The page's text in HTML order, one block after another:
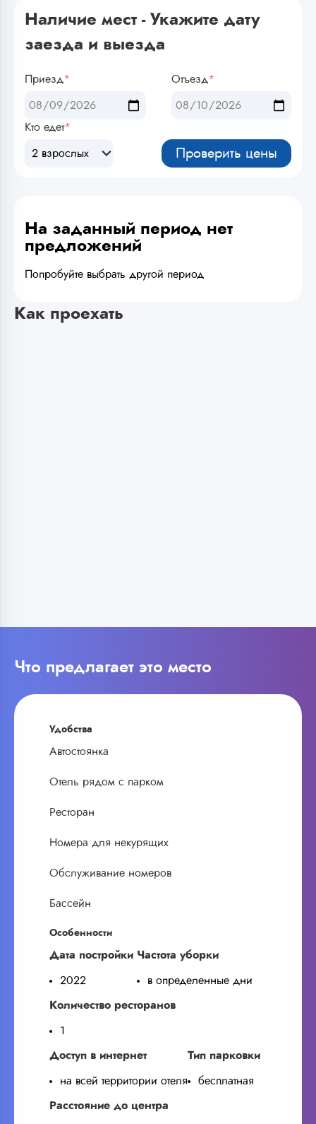
Наличие мест - Укажите дату
заезда и выезда
Приезд* Отъезд*
Кто едет*
2 взрослых Проверить цены
На заданный период нет
предложений
Попробуйте выбрать другой период
Как проехать
Что предлагает это место
Удобства
Автостоянка
Отель рядом с парком
Ресторан
Номера для некурящих
Обслуживание номеров
Бассейн
Особенности
Дата постройки
2022
Частота уборки
в определенные дни
Количество ресторанов
1
Доступ в интернет
на всей территории отеля
Тип парковки
бесплатная
Расстояние до центра